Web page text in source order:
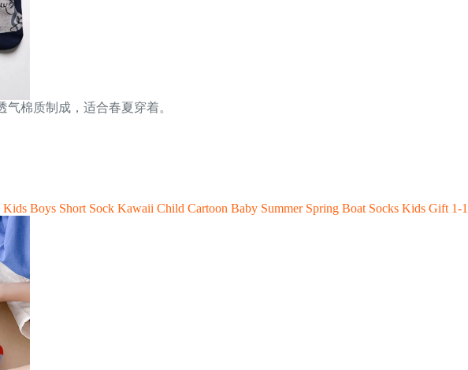
棉质制成，适合春夏穿着。
Kids Boys Short Sock Kawaii Child Cartoon Baby Summer Spring Boat Socks Kids Gift 1-